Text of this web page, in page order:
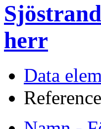
herr
Data